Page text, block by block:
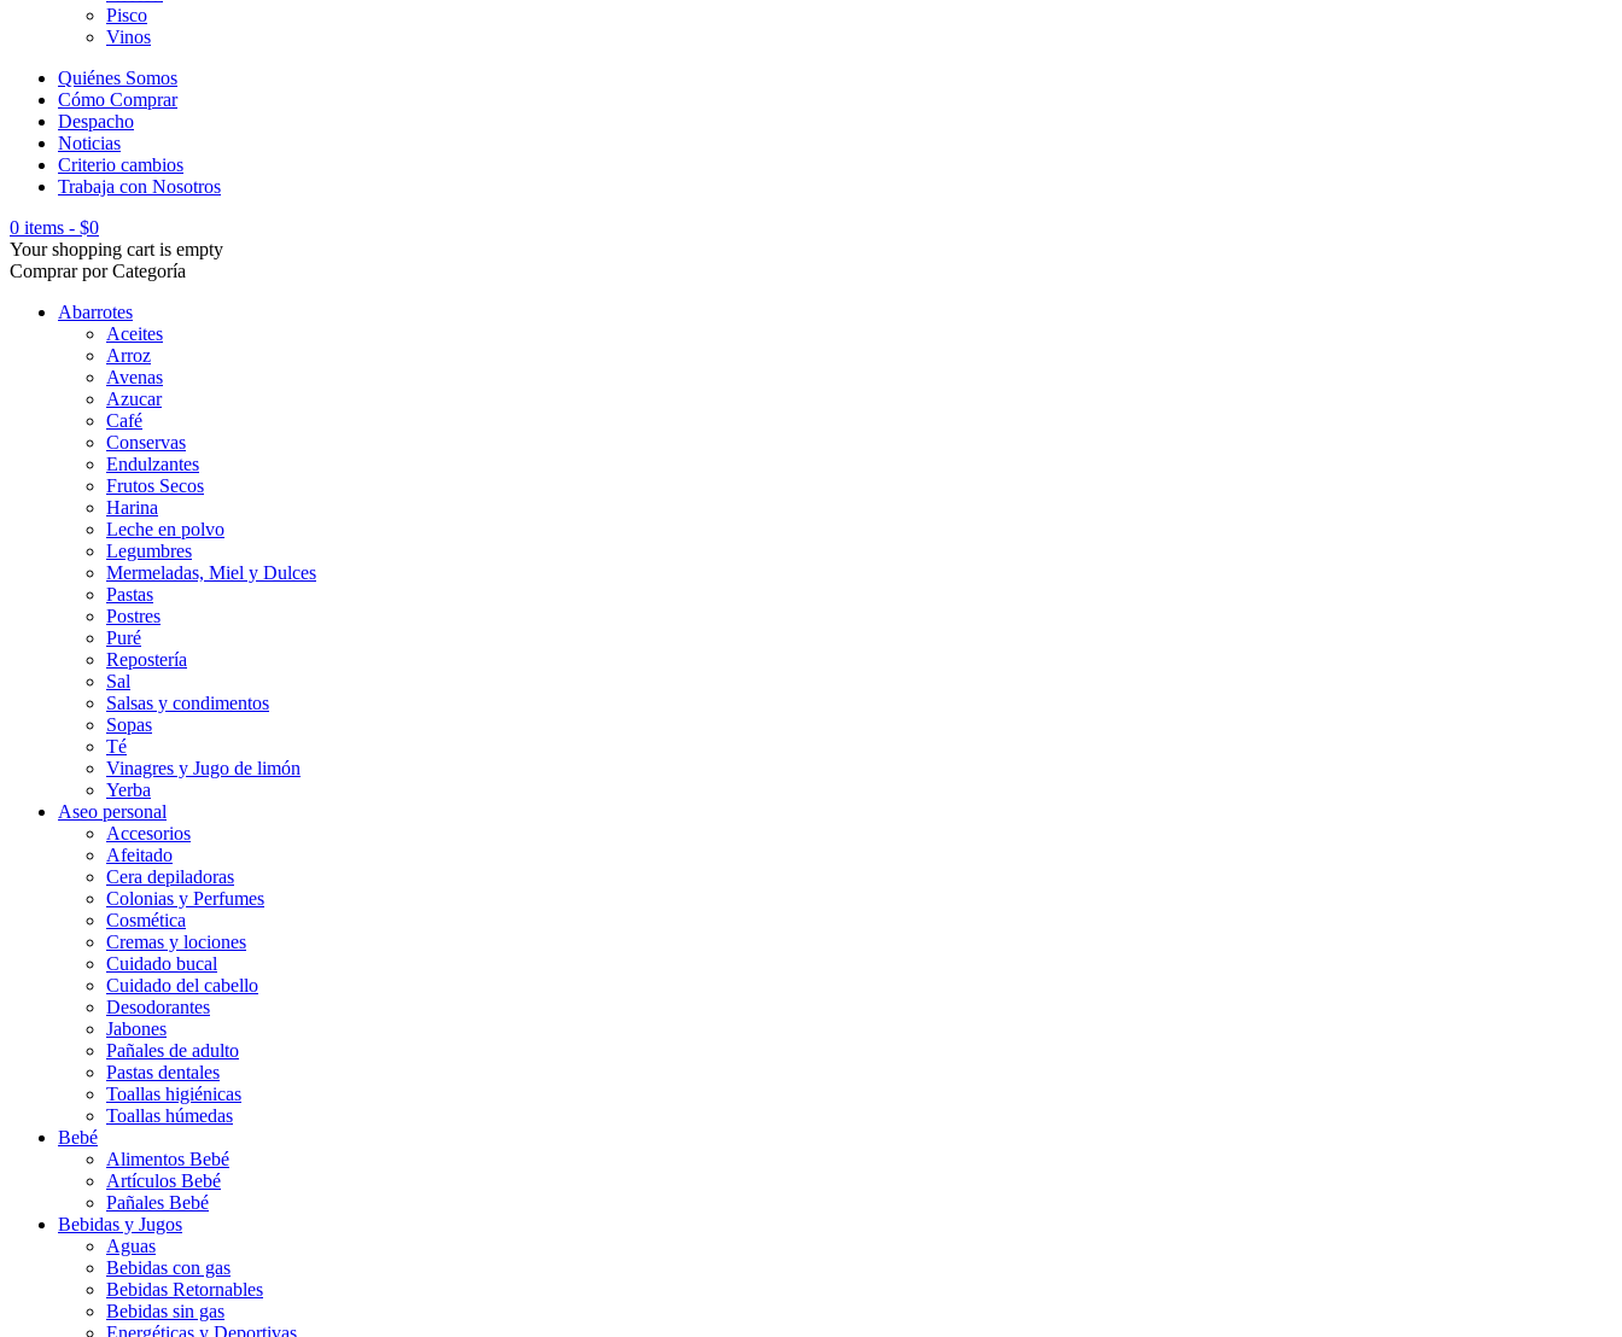
Pisco
Vinos
Quiénes Somos
Cómo Comprar
Despacho
Noticias
Criterio cambios
Trabaja con Nosotros
0 items - $0
Your shopping cart is empty
Comprar por Categoría
Abarrotes
Aceites
Arroz
Avenas
Azucar
Café
Conservas
Endulzantes
Frutos Secos
Harina
Leche en polvo
Legumbres
Mermeladas, Miel y Dulces
Pastas
Postres
Puré
Repostería
Sal
Salsas y condimentos
Sopas
Té
Vinagres y Jugo de limón
Yerba
Aseo personal
Accesorios
Afeitado
Cera depiladoras
Colonias y Perfumes
Cosmética
Cremas y lociones
Cuidado bucal
Cuidado del cabello
Desodorantes
Jabones
Pañales de adulto
Pastas dentales
Toallas higiénicas
Toallas húmedas
Bebé
Alimentos Bebé
Artículos Bebé
Pañales Bebé
Bebidas y Jugos
Aguas
Bebidas con gas
Bebidas Retornables
Bebidas sin gas
Energéticas y Deportivas